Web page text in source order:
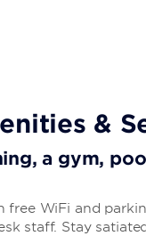
&
a gym,
free WiFi and
staff. Stay